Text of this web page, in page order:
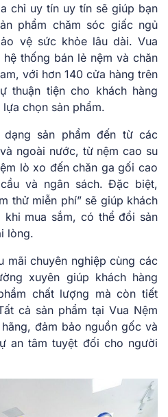
chỉ uy tín uy tín sẽ giúp bạn
phẩm chăm sóc giấc ngủ
vệ sức khỏe lâu dài. Vua
thống bán lẻ nệm và chăn
với hơn 140 cửa hàng trên
thuận tiện cho khách hàng
chọn sản phẩm.
sản phẩm đến từ các
ngoài nước, từ nệm cao su
lò xo đến chăn ga gối cao
và ngân sách. Đặc biệt,
thử miễn phí” sẽ giúp khách
khi mua sắm, có thể đổi sản
lòng.
mãi chuyên nghiệp cùng các
xuyên giúp khách hàng
chất lượng mà còn tiết
cả sản phẩm tại Vua Nệm
đảm bảo nguồn gốc và
an tâm tuyệt đối cho người